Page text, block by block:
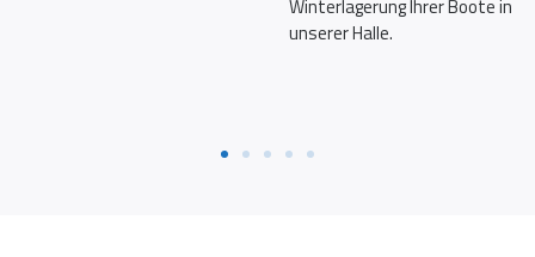
Winterlagerung Ihrer Boote in
unserer Halle.